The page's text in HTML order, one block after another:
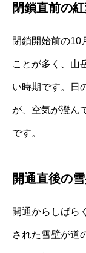
閉鎖直前の
閉鎖開始前の10
ことが多く、山
い時期です。日
が、空気が澄ん
です。
開通直後の
開通からしばら
された雪壁が道